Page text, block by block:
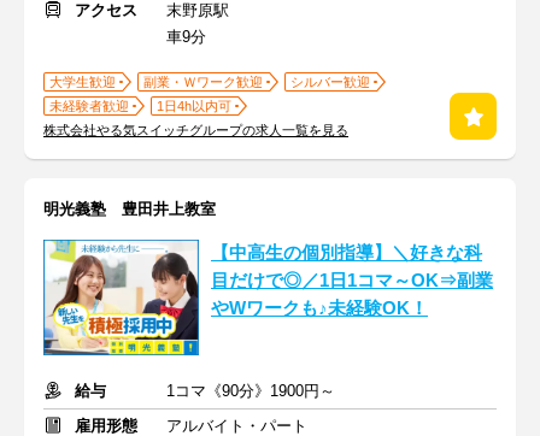
アクセス
末野原駅
車9分
大学生歓迎 副業・Ｗワーク歓迎
シルバー歓迎
未経験者歓迎
1日4h以内可
株式会社やる気スイッチグループの求人一覧を見る
明光義塾 豊田井上教室
【中高生の個別指導】＼好きな科
目だけで◎／1日1コマ～OK⇒副業
やWワークも♪未経験OK！
給与
1コマ《90分》1900円～
雇用形態
アルバイト・パート